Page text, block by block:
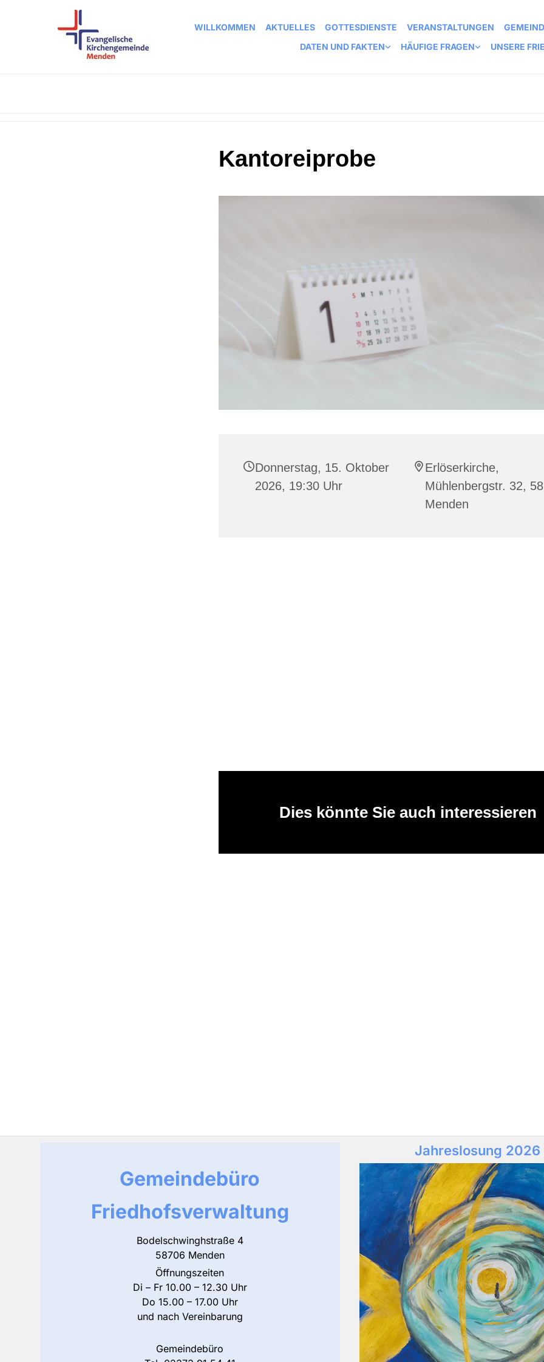
WILLKOMMEN AKTUELLES GOTTESDIENSTE VERANSTALTUNGEN
DATEN UND FAKTEN
HÄUFIGE FRAGEN UNSERE
Kantoreiprobe
Donnerstag, 15. Oktober
2026, 19:30 Uhr
Erlöserkirche,
Mühlenbergstr. 32,
Menden
Dies könnte Sie auch interessieren
Gemeindebüro
Friedhofsverwaltung
Bodelschwinghstraße 4
58706 Menden
Öffnungszeiten
Di – Fr 10.00 – 12.30 Uhr
Do 15.00 – 17.00 Uhr
und nach Vereinbarung
Gemeindebüro
Jahreslosung 2026